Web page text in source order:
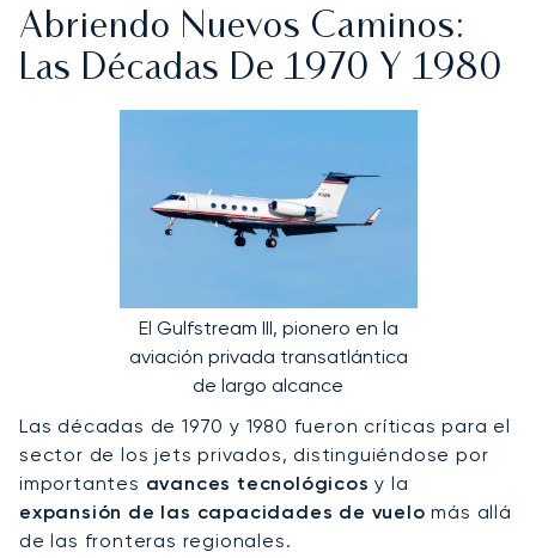
Abriendo Nuevos Caminos:
Las Décadas De 1970 Y 1980
El Gulfstream III, pionero en la
aviación privada transatlántica
de largo alcance
Las décadas de 1970 y 1980 fueron críticas para el
sector de los jets privados, distinguiéndose por
importantes avances tecnológicos y la
expansión de las capacidades de vuelo más allá
de las fronteras regionales.